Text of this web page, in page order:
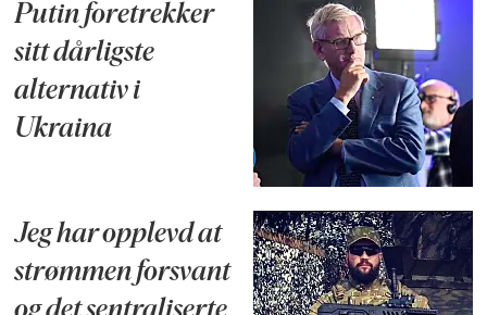
Putin foretrekker
sitt dårligste
alternativ i
Ukraina
Jeg har opplevd at
strømmen forsvant